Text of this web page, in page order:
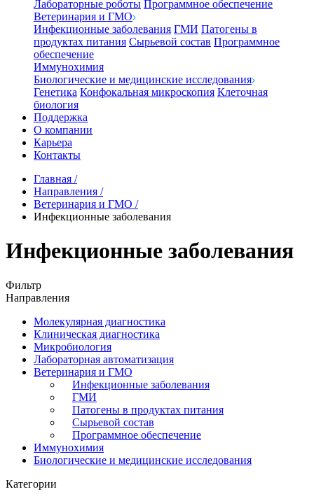
Лабораторные роботы Программное обеспечение
Ветеринария и ГМО
Инфекционные заболевания ГМИ Патогены в
продуктах питания Сырьевой состав Программное
обеспечение
Иммунохимия
Биологические и медицинские исследования
Генетика Конфокальная микроскопия Клеточная
биология
Поддержка
О компании
Карьера
Контакты
Главная /
Направления /
Ветеринария и ГМО /
Инфекционные заболевания
Инфекционные заболевания
Фильтр
Направления
Молекулярная диагностика
Клиническая диагностика
Микробиология
Лабораторная автоматизация
Ветеринария и ГМО
Инфекционные заболевания
ГМИ
Патогены в продуктах питания
Сырьевой состав
Программное обеспечение
Иммунохимия
Биологические и медицинские исследования
Категории